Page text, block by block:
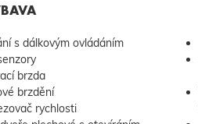
s dálkovým ovládáním
brzda
brzdění
rychlosti